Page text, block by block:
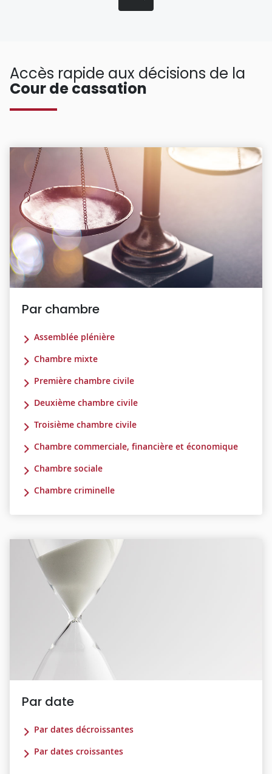
Accès rapide aux décisions de la
Cour de cassation
Par chambre
Assemblée plénière
Chambre mixte
Première chambre civile
Deuxième chambre civile
Troisième chambre civile
Chambre commerciale, financière et économique
Chambre sociale
Chambre criminelle
Par date
Par dates décroissantes
Par dates croissantes